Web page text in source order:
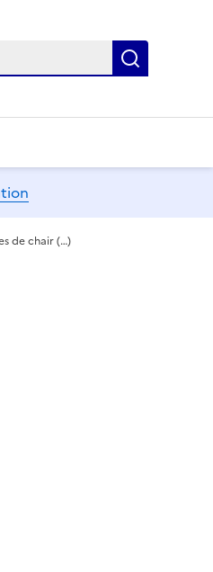
de chair (…)